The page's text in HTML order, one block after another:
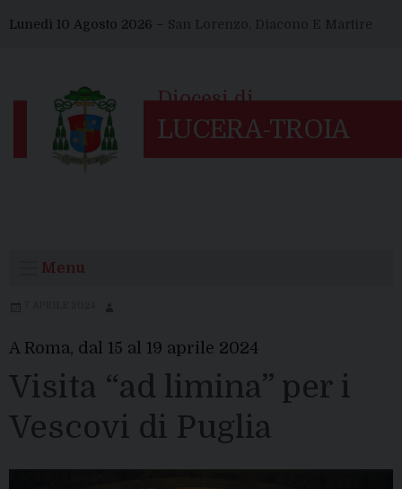
toLunedì 10 Agosto 2026 – San Lorenzo, Diacono E Martire
Menu
A Roma, dal 15 al 19 aprile 2024
Visita “ad limina” per i
Vescovi di Puglia